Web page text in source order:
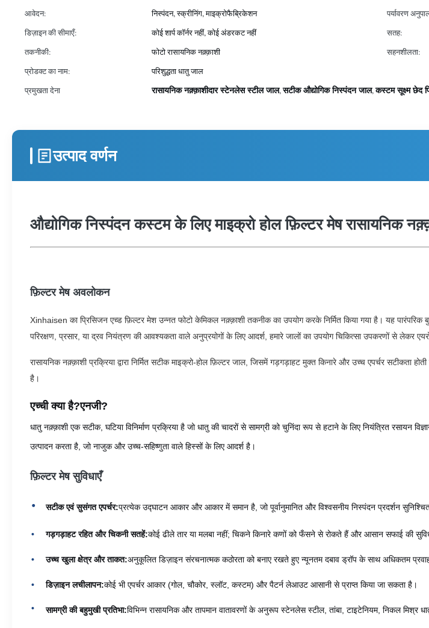
आवेदन:
निस्पंदन, स्क्रीनिंग, माइक्रोफैब्रिकेशन पर्यावरण
डिज़ाइन की सीमाएँ:
कोई शार्प कॉर्नर नहीं, कोई अंडरकट नहीं सतह:
तकनीकी:
फोटो रासायनिक नक़्क़ाशी सहनशीलता:
प्रोडक्ट का नाम:
परिशुद्धता धातु जाल
प्रमुखता देना
रासायनिक नक़्क़ाशीदार स्टेनलेस स्टील जाल,सटीक औद्योगिक निस्पंदन जाल,कस्टम सूक्ष्म छेद
उत्पाद वर्णन
औद्योगिक निस्पंदन कस्टम के लिए माइक्रो होल फ़िल्टर मेष रासायनिक
फ़िल्टर मेष अवलोकन
Xinhaisen का प्रिसिजन एच्ड फ़िल्टर मेश उन्नत फोटो केमिकल नक़्क़ाशी तकनीक का उपयोग करके निर्मित किया गया है। यह
परिरक्षण, प्रसार, या द्रव नियंत्रण की आवश्यकता वाले अनुप्रयोगों के लिए आदर्श, हमारे जालों का उपयोग चिकित्सा उपकरणों से लेकर
रासायनिक नक़्क़ाशी प्रक्रिया द्वारा निर्मित सटीक माइक्रो-होल फ़िल्टर जाल, जिसमें गड़गड़ाहट मुक्त किनारे और उच्च एपर्चर
है।
एच्ची क्या है?एनजी?
धातु नक़्क़ाशी एक सटीक, घटिया विनिर्माण प्रक्रिया है जो धातु की चादरों से सामग्री को चुनिंदा रूप से हटाने के लिए नियंत्रित रसायन
उत्पादन करता है, जो नाजुक और उच्च-सहिष्णुता वाले हिस्सों के लिए आदर्श है।
फ़िल्टर मेष सुविधाएँ
सटीक एवं सुसंगत एपर्चर:प्रत्येक उद्घाटन आकार और आकार में समान है, जो पूर्वानुमानित और विश्वसनीय निस्पंदन प्रदर्शन
गड़गड़ाहट रहित और चिकनी सतहें:कोई ढीले तार या मलबा नहीं; चिकने किनारे कणों को फँसने से रोकते हैं और आसान सफाई की
उच्च खुला क्षेत्र और ताकत:अनुकूलित डिज़ाइन संरचनात्मक कठोरता को बनाए रखते हुए न्यूनतम दबाव ड्रॉप के साथ अधिकतम
डिज़ाइन लचीलापन:कोई भी एपर्चर आकार (गोल, चौकोर, स्लॉट, कस्टम) और पैटर्न लेआउट आसानी से प्राप्त किया जा सकता है।
सामग्री की बहुमुखी प्रतिभा:विभिन्न रासायनिक और तापमान वातावरणों के अनुरूप स्टेनलेस स्टील, तांबा, टाइटेनियम, निकल मिश्र